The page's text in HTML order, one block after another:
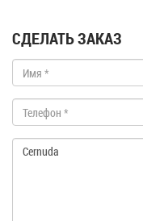
СДЕЛАТЬ ЗАКАЗ